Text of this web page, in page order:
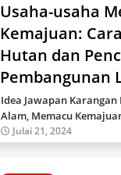
Usaha-usaha
Kemajuan:
Hutan dan
Pembangunan
Idea Jawapan
Alam, Memacu
Julai 21, 2024